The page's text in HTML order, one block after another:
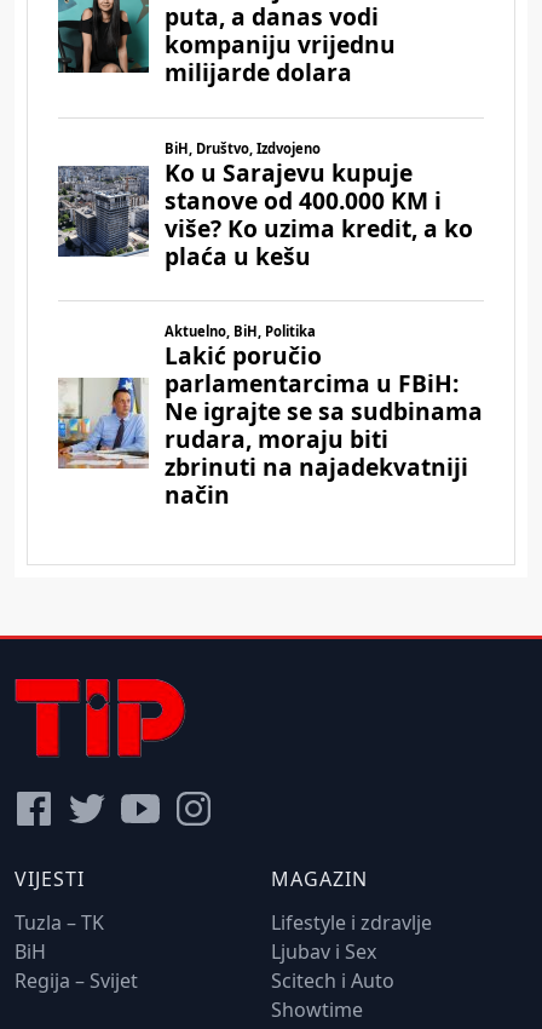
VIJESTI
Tuzla – TK
BiH
Regija – Svijet
MAGAZIN
Lifestyle i zdravlje
Ljubav i Sex
Scitech i Auto
Showtime